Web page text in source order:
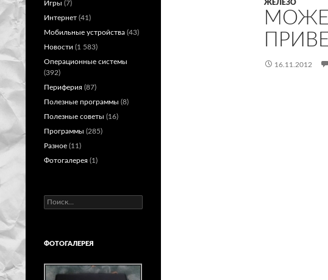
ЖЕЛЕЗО
16.11.2012
Игры (7)
Интернет (41)
Мобильные устройства (43)
Новости (1 583)
Операционные системы
(392)
Периферия (87)
Полезные программы (8)
Полезные советы (16)
Программы (285)
Разное (11)
Фотогалерея (1)
Найти:
ФОТОГАЛЕРЕЯ